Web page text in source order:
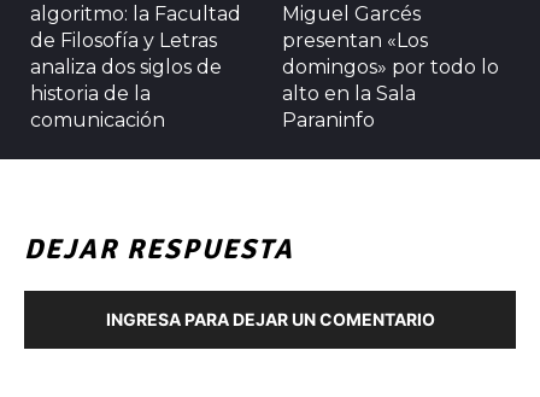
algoritmo: la Facultad
de Filosofía y Letras
analiza dos siglos de
historia de la
comunicación
Miguel Garcés
presentan «Los
domingos» por todo lo
alto en la Sala
Paraninfo
DEJAR RESPUESTA
INGRESA PARA DEJAR UN COMENTARIO